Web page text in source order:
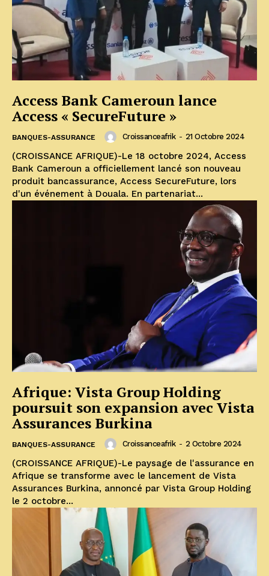
Access Bank Cameroun lance
Access « SecureFuture »
BANQUES-ASSURANCE Croissanceafrik - 21 Octobre 2024
(CROISSANCE AFRIQUE)-Le 18 octobre 2024, Access
Bank Cameroun a officiellement lancé son nouveau
produit bancassurance, Access SecureFuture, lors
d'un événement à Douala. En partenariat...
Afrique: Vista Group Holding
poursuit son expansion avec Vista
Assurances Burkina
BANQUES-ASSURANCE Croissanceafrik - 2 Octobre 2024
(CROISSANCE AFRIQUE)-Le paysage de l'assurance en
Afrique se transforme avec le lancement de Vista
Assurances Burkina, annoncé par Vista Group Holding
le 2 octobre...